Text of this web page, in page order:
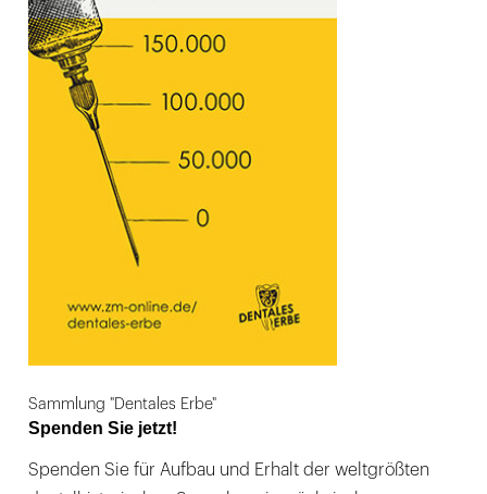
Sammlung "Dentales Erbe"
Spenden Sie jetzt!
Spenden Sie für Aufbau und Erhalt der weltgrößten